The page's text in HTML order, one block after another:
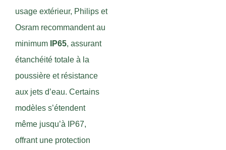
usage extérieur, Philips et
Osram recommandent au
minimum
IP65, assurant
étanchéité totale à la
poussière et résistance
aux jets d’eau. Certains
modèles s’étendent
même jusqu’à IP67,
offrant une protection